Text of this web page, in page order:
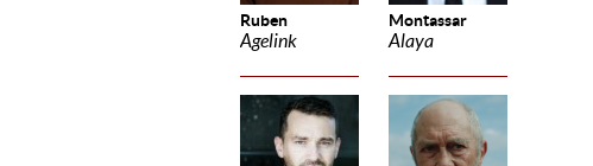
Ruben
Agelink
Montassar
Alaya